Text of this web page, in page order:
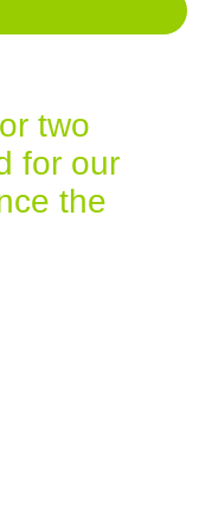
two
for our
the